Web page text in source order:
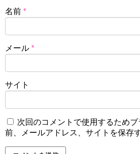
名前 *
メール *
サイト
次回のコメントで使用するため
前、メールアドレス、サイトを保存す